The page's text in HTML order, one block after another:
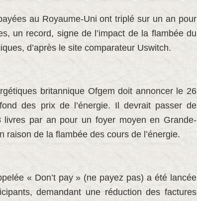
au Royaume-Uni ont triplé sur un an pour
un record, signe de l’impact de la flambée du
d’après le site comparateur Uswitch.
britannique Ofgem doit annoncer le 26
des prix de l’énergie. Il devrait passer de
par an pour un foyer moyen en Grande-
raison de la flambée des cours de l’énergie.
« Don’t pay » (ne payez pas) a été lancée
demandant une réduction des factures